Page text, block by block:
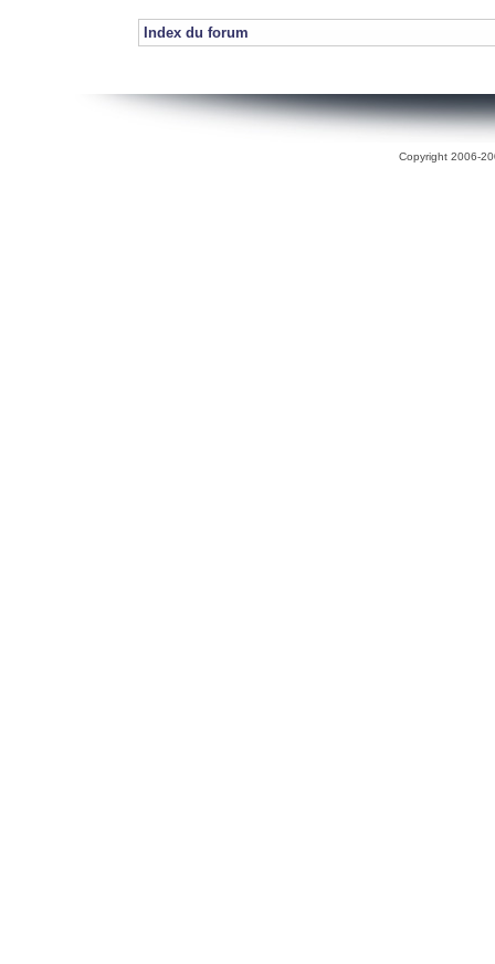
Index du forum
Copyright 2006-